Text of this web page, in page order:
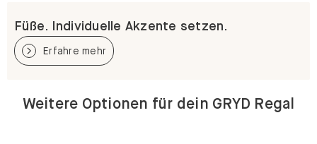
Füße. Individuelle Akzente setzen.
Erfahre mehr
Weitere Optionen für dein GRYD Regal